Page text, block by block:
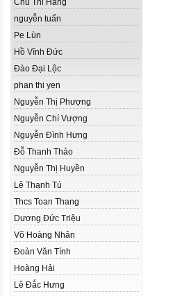
Chu Thi Hang
nguyễn tuấn
Pe Lùn
Hồ Vĩnh Đức
Đào Đại Lộc
phan thi yen
Nguyễn Thị Phượng
Nguyễn Chí Vượng
Nguyễn Đình Hưng
Đỗ Thanh Thảo
Nguyễn Thị Huyền
Lê Thanh Tú
Thcs Toan Thang
Dương Đức Triệu
Võ Hoàng Nhân
Đoàn Văn Tính
Hoàng Hải
Lê Đắc Hưng